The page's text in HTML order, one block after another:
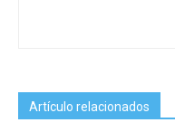
Artículo relacionados